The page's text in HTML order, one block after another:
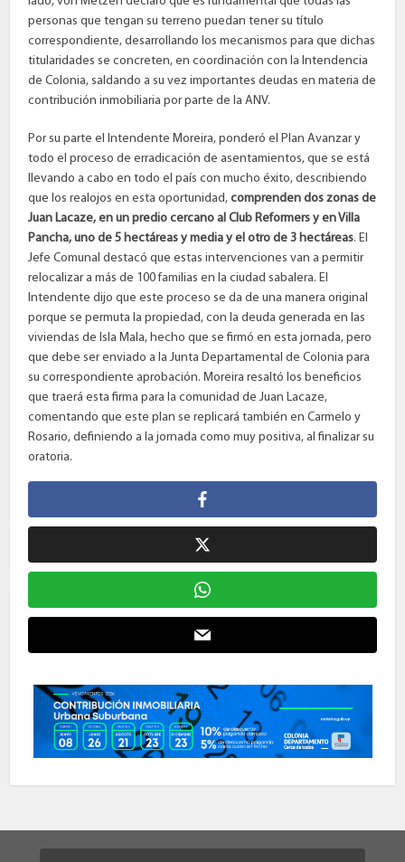
personas que tengan su terreno puedan tener su título
correspondiente, desarrollando los mecanismos para que dichas
titularidades se concreten, en coordinación con la Intendencia
de Colonia, saldando a su vez importantes deudas en materia de
contribución inmobiliaria por parte de la ANV.
Por su parte el Intendente Moreira, ponderó el Plan Avanzar y
todo el proceso de erradicación de asentamientos, que se está
llevando a cabo en todo el país con mucho éxito, describiendo
que los realojos en esta oportunidad,comprenden dos zonas de
Juan Lacaze, en un predio cercano al Club Reformers y en Villa
Pancha, uno de 5 hectáreas y media y el otro de 3 hectáreas. El
Jefe Comunal destacó que estas intervenciones van a permitir
relocalizar a más de 100 familias en la ciudad sabalera. El
Intendente dijo que este proceso se da de una manera original
porque se permuta la propiedad, con la deuda generada en las
viviendas de Isla Mala, hecho que se firmó en esta jornada, pero
que debe ser enviado a la Junta Departamental de Colonia para
su correspondiente aprobación. Moreira resaltó los beneficios
que traerá esta firma para la comunidad de Juan Lacaze,
comentando que este plan se replicará también en Carmelo y
Rosario, definiendo a la jornada como muy positiva, al finalizar su
oratoria.